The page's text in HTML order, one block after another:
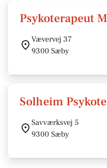
Psykoterapeut
Vævervej 37
9300 Sæby
Solheim
Savværksvej 5
9300 Sæby